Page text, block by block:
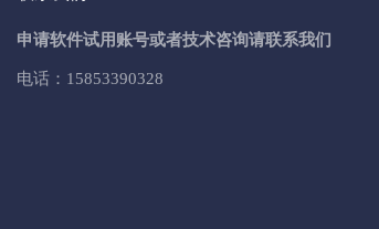
申请软件试用账号或者技术咨询请联系我们
电话： 15853390328